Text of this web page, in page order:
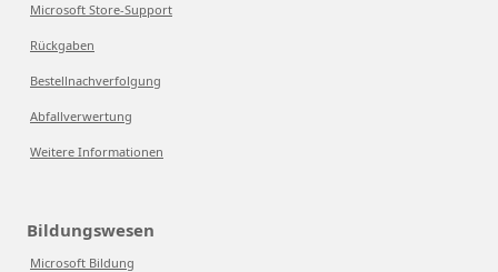
Microsoft Store-Support
Rückgaben
Bestellnachverfolgung
Abfallverwertung
Weitere Informationen
Bildungswesen
Microsoft Bildung